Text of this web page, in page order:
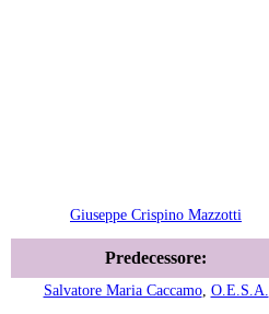
Giuseppe Crispino Mazzotti
Predecessore:
Salvatore Maria Caccamo, O.E.S.A.